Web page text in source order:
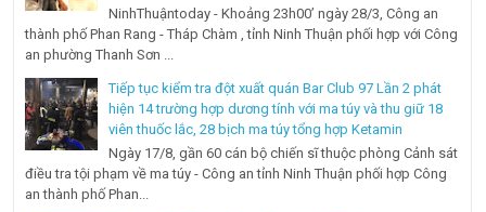
NinhThuậntoday - Khoảng 23h00’ ngày 28/3, Công an
thành phố Phan Rang - Tháp Chàm , tỉnh Ninh Thuận phối hợp với Công
an phường Thanh Sơn ...
Tiếp tục kiểm tra đột xuất quán Bar Club 97 Lần 2 phát
hiện 14 trường hợp dương tính với ma túy và thu giữ 18
viên thuốc lắc, 28 bịch ma túy tổng hợp Ketamin
Ngày 17/8, gần 60 cán bộ chiến sĩ thuộc phòng Cảnh sát
điều tra tội phạm về ma túy - Công an tỉnh Ninh Thuận phối hợp Công
an thành phố Phan...